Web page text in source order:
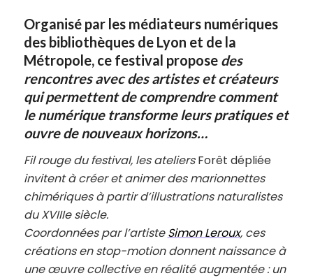
Organisé par les médiateurs numériques
des bibliothèques de Lyon et de la
Métropole, ce festival propose des
rencontres avec des artistes et créateurs
qui permettent de comprendre comment
le numérique transforme leurs pratiques et
ouvre de nouveaux horizons…
Fil rouge du festival, les ateliersForêt dépliée
invitent à créer et animer des marionnettes
chimériques à partir d’illustrations naturalistes
du XVIIIe siècle.
Coordonnées par l’artisteSimon Leroux, ces
créations en stop-motion donnent naissance à
une œuvre collective en réalité augmentée : un